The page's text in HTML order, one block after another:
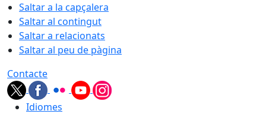
Saltar a la capçalera
Saltar al contingut
Saltar a relacionats
Saltar al peu de pàgina
Contacte
Idiomes